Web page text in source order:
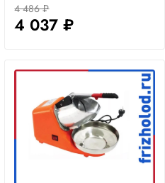
4 486 ₽
4 037 ₽